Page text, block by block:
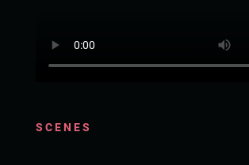
SCENES
SCENES